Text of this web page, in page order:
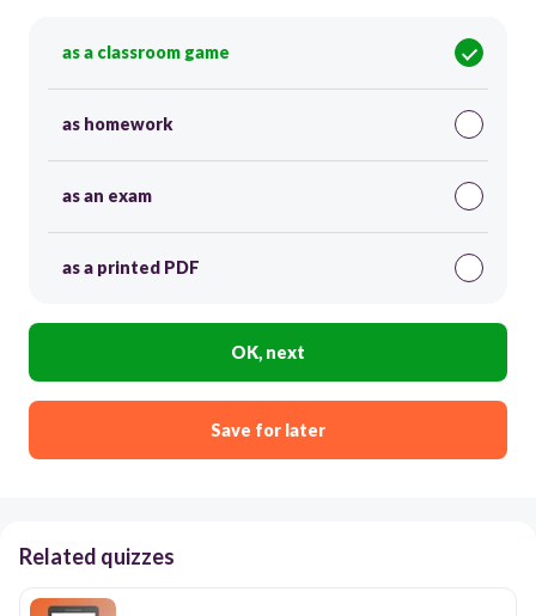
as a classroom game
as homework
as an exam
as a printed PDF
OK, next
Save for later
Related quizzes